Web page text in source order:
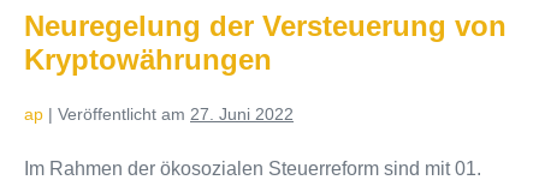
Neuregelung der Versteuerung von
Kryptowährungen
ap | Veröffentlicht am 27. Juni 2022
Im Rahmen der ökosozialen Steuerreform sind mit 01.